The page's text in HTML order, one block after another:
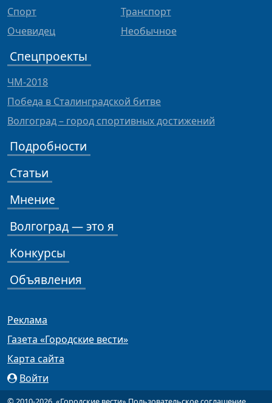
Спорт
Очевидец
Транспорт
Необычное
Спецпроекты
ЧМ-2018
Победа в Сталинградской битве
Волгоград – город спортивных достижений
Подробности
Статьи
Мнение
Волгоград — это я
Конкурсы
Объявления
Реклама
Газета «Городские вести»
Карта сайта
Войти